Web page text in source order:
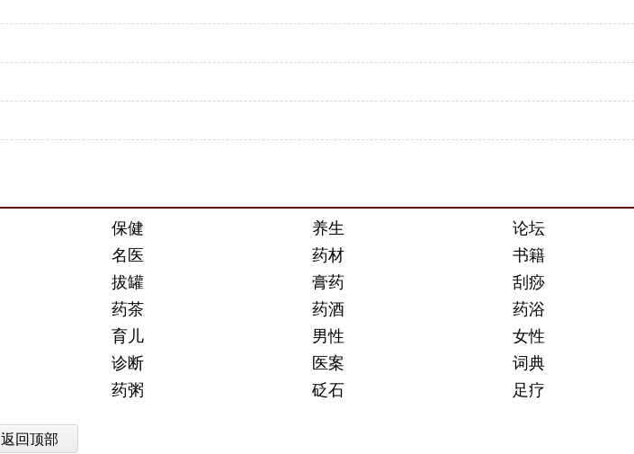
保健 养生
论坛
名医 药材
书籍
拔罐 膏药
刮痧
药茶 药酒
药浴
育儿 男性
女性
诊断 医案
词典
药粥 砭石 足疗
返回顶部